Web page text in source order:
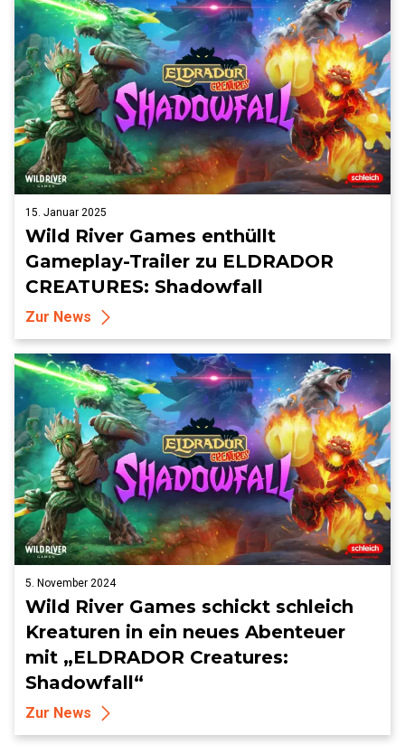
15. Januar 2025
Wild River Games enthüllt
Gameplay-Trailer zu ELDRADOR
CREATURES: Shadowfall
Zur News
5. November 2024
Wild River Games schickt schleich
Kreaturen in ein neues Abenteuer
mit „ELDRADOR Creatures:
Shadowfall“
Zur News